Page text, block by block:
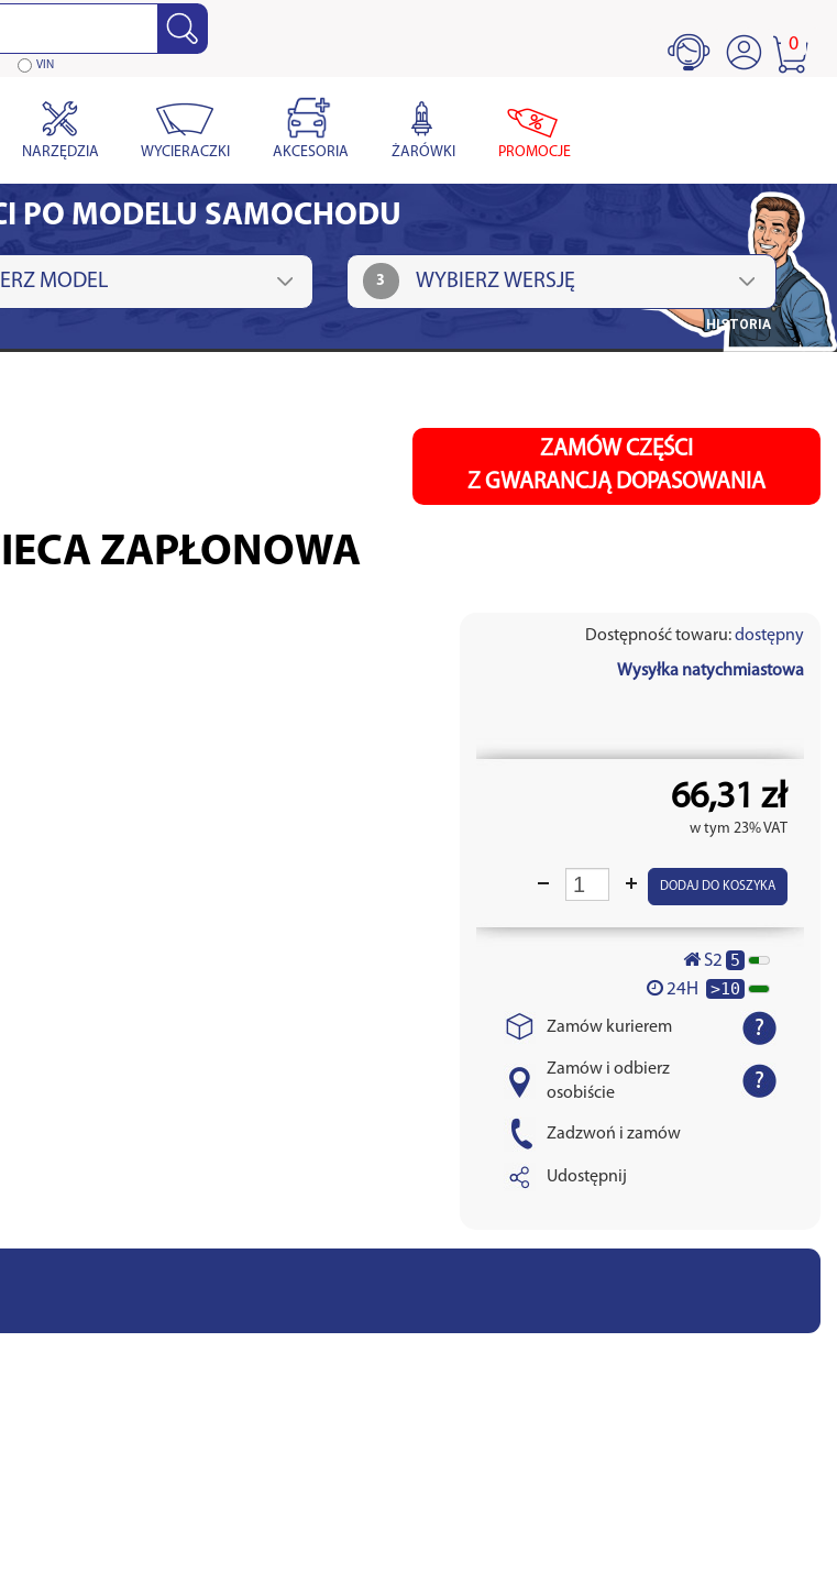
VIN
0
NARZĘDZIA WYCIERACZKI AKCESORIA ŻARÓWKI PROMOCJE
PO MODELU SAMOCHODU
3
HISTORIA
ZAMÓW CZĘŚCI
Z GWARANCJĄ DOPASOWANIA
ZAPŁONOWA
Dostępność towaru:dostępny
Wysyłka natychmiastowa
66,31 zł
w tym 23% VAT
DODAJ DO KOSZYKA
S2 5
24H >10
Zamów kurierem
Zamów i odbierz
osobiście
Zadzwoń i zamów
Udostępnij